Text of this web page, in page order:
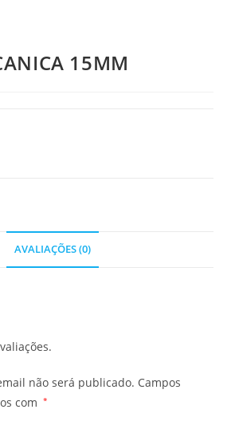
15MM
AVALIAÇÕES (0)
não será publicado. Campos
com
*